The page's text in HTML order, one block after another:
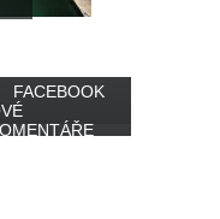
FACEBOOK